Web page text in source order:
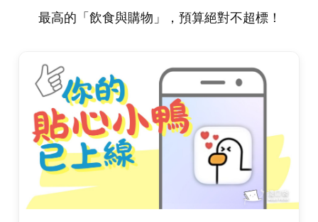
最高的「飲食與購物」，預算絕對不超標！